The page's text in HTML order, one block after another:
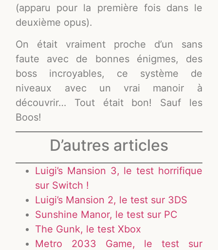
(apparu pour la première fois dans le
deuxième opus).
On était vraiment proche d’un sans
faute avec de bonnes énigmes, des
boss incroyables, ce système de
niveaux avec un vrai manoir à
découvrir… Tout était bon! Sauf les
Boos!
D’autres articles
Luigi’s Mansion 3, le test horrifique
sur Switch !
Luigi’s Mansion 2, le test sur 3DS
Sunshine Manor, le test sur PC
The Gunk, le test Xbox
Metro 2033 Game, le test sur